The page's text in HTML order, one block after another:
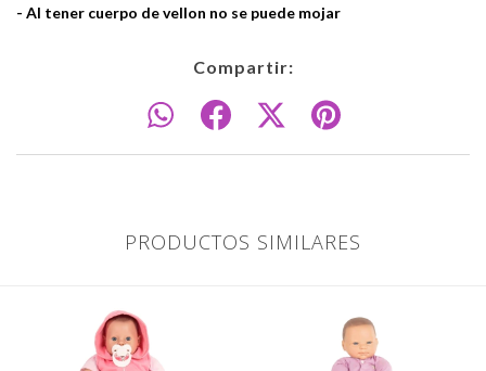
- Al tener cuerpo de vellon no se puede mojar
Compartir:
PRODUCTOS SIMILARES